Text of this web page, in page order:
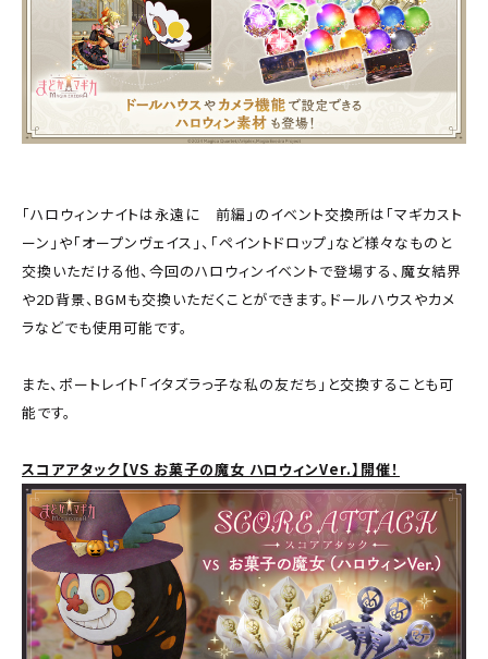
「ハロウィンナイトは永遠に 前編」のイベント交換所は「マギカスト
ーン」や「オープンヴェイス」、「ペイントドロップ」など様々なものと
交換いただける他、今回のハロウィンイベントで登場する、魔女結界
や2D背景、BGMも交換いただくことができます。ドールハウスやカメ
ラなどでも使用可能です。
また、ポートレイト「イタズラっ子な私の友だち」と交換することも可
能です。
スコアアタック【VS お菓子の魔女 ハロウィンVer.】開催！